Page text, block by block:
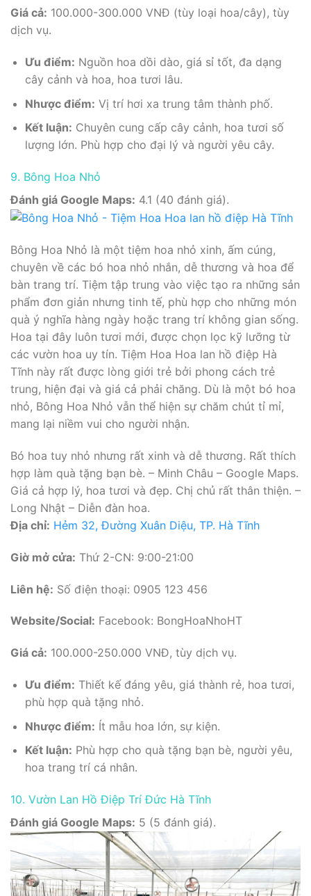
Giá cả: 100.000-300.000 VNĐ (tùy loại hoa/cây), tùy
dịch vụ.
Ưu điểm: Nguồn hoa dồi dào, giá sỉ tốt, đa dạng
cây cảnh và hoa, hoa tươi lâu.
Nhược điểm: Vị trí hơi xa trung tâm thành phố.
Kết luận: Chuyên cung cấp cây cảnh, hoa tươi số
lượng lớn. Phù hợp cho đại lý và người yêu cây.
9. Bông Hoa Nhỏ
Đánh giá Google Maps: 4.1 (40 đánh giá).
Bông Hoa Nhỏ là một tiệm hoa nhỏ xinh, ấm cúng,
chuyên về các bó hoa nhỏ nhắn, dễ thương và hoa để
bàn trang trí. Tiệm tập trung vào việc tạo ra những sản
phẩm đơn giản nhưng tinh tế, phù hợp cho những món
quà ý nghĩa hàng ngày hoặc trang trí không gian sống.
Hoa tại đây luôn tươi mới, được chọn lọc kỹ lưỡng từ
các vườn hoa uy tín. Tiệm Hoa Hoa lan hồ điệp Hà
Tĩnh này rất được lòng giới trẻ bởi phong cách trẻ
trung, hiện đại và giá cả phải chăng. Dù là một bó hoa
nhỏ, Bông Hoa Nhỏ vẫn thể hiện sự chăm chút tỉ mỉ,
mang lại niềm vui cho người nhận.
Bó hoa tuy nhỏ nhưng rất xinh và dễ thương. Rất thích
hợp làm quà tặng bạn bè. – Minh Châu – Google Maps.
Giá cả hợp lý, hoa tươi và đẹp. Chị chủ rất thân thiện. –
Long Nhật – Diễn đàn hoa.
Địa chỉ: Hẻm 32, Đường Xuân Diệu, TP. Hà Tĩnh
Giờ mở cửa: Thứ 2-CN: 9:00-21:00
Liên hệ: Số điện thoại: 0905 123 456
Website/Social: Facebook: BongHoaNhoHT
Giá cả: 100.000-250.000 VNĐ, tùy dịch vụ.
Ưu điểm: Thiết kế đáng yêu, giá thành rẻ, hoa tươi,
phù hợp quà tặng nhỏ.
Nhược điểm: Ít mẫu hoa lớn, sự kiện.
Kết luận: Phù hợp cho quà tặng bạn bè, người yêu,
hoa trang trí cá nhân.
10. Vườn Lan Hồ Điệp Trí Đức Hà Tĩnh
Đánh giá Google Maps: 5 (5 đánh giá).